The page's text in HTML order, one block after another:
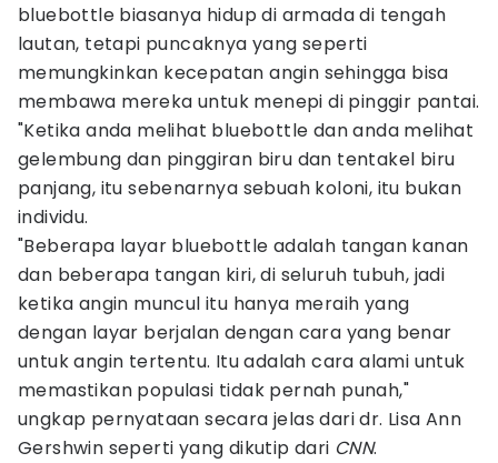
bluebottle biasanya hidup di armada di tengah
lautan, tetapi puncaknya yang seperti
memungkinkan kecepatan angin sehingga bisa
membawa mereka untuk menepi di pinggir pantai.
"Ketika anda melihat bluebottle dan anda melihat
gelembung dan pinggiran biru dan tentakel biru
panjang, itu sebenarnya sebuah koloni, itu bukan
individu.
"Beberapa layar bluebottle adalah tangan kanan
dan beberapa tangan kiri, di seluruh tubuh, jadi
ketika angin muncul itu hanya meraih yang
dengan layar berjalan dengan cara yang benar
untuk angin tertentu. Itu adalah cara alami untuk
memastikan populasi tidak pernah punah,"
ungkap pernyataan secara jelas dari dr. Lisa Ann
Gershwin seperti yang dikutip dari CNN.